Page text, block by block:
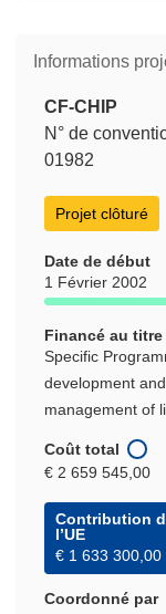
Informations
CF-CHIP
N° de
01982
Projet clôturé
Date de début
1 Février 2002
Financé au titre
Specific
development
management of
Coût total
€ 2 659 545,00
Contribution
l’UE
€ 1 633 300,00
Coordonné par